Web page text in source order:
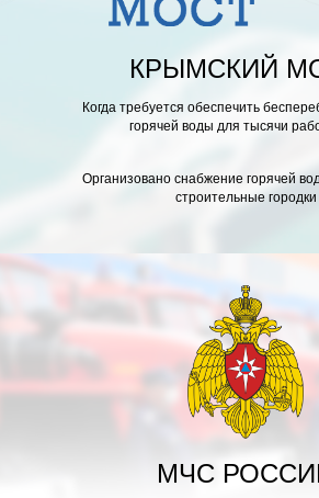
Когда требуется обеспечить
горячей воды для тысячи
Организовано снабжение горячей
строительные городки
КРЫМСКИЙ
МЧС